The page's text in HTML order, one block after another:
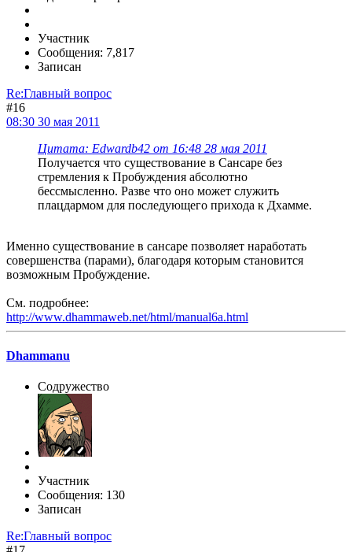
Участник
Сообщения: 7,817
Записан
Re:Главный вопрос
#16
08:30 30 мая 2011
Цитата: Edwardb42 от 16:48 28 мая 2011
Получается что существование в Сансаре без
стремления к Пробуждения абсолютно
бессмысленно. Разве что оно может служить
плацдармом для последующего прихода к Дхамме.
Именно существование в сансаре позволяет наработать
совершенства (парами), благодаря которым становится
возможным Пробуждение.
См. подробнее:
http://www.dhammaweb.net/html/manual6a.html
Dhammanu
Содружество
Участник
Сообщения: 130
Записан
Re:Главный вопрос